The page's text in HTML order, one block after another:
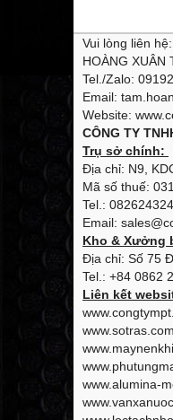
Vui lòng liên hệ:
HOÀNG XUÂN
Tel./Zalo:
Email:
Website:
CÔNG TY
Trụ sở chính:
Địa chỉ: N9,
Mã số thuế:
Tel.:
Email:
Kho & Xưởng
Địa chỉ: Số 75
Tel.: +84 0862
Liên kết
www.alumina-